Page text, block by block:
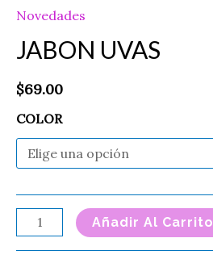
Novedades
JABON UVAS
$69.00
COLOR
Añadir Al Carrito